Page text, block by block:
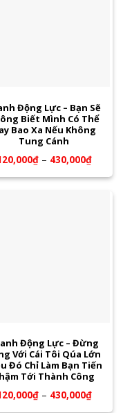
Động Lực – Bạn Sẽ
Biết Mình Có Thể
Bao Xa Nếu Không
Tung Cánh
₫– 430,000₫
Động Lực – Đừng
Với Cái Tôi Qúa Lớn
Đó Chỉ Làm Bạn Tiến
Tới Thành Công
₫– 430,000₫